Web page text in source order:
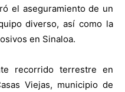
el aseguramiento de un
diverso, así como la
en Sinaloa.
recorrido terrestre en
Viejas, municipio de